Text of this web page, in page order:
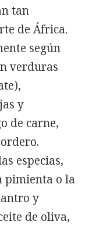
tan
de África.
según
verduras
y
de carne,
especias,
pimienta o la
y
de oliva,